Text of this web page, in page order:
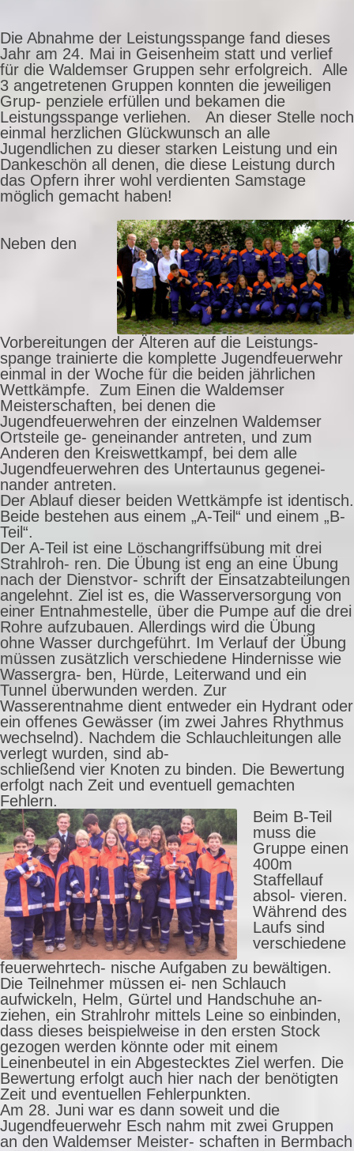
Die Abnahme der Leistungsspange fand dieses
Jahr am 24. Mai in Geisenheim statt und verlief
für die Waldemser Gruppen sehr erfolgreich. Alle
3 angetretenen Gruppen konnten die jeweiligen
Grup- penziele erfüllen und bekamen die
Leistungsspange verliehen. An dieser Stelle noch
einmal herzlichen Glückwunsch an alle
Jugendlichen zu dieser starken Leistung und ein
Dankeschön all denen, die diese Leistung durch
das Opfern ihrer wohl verdienten Samstage
möglich gemacht haben!
Neben den
Vorbereitungen der Älteren auf die Leistungs-
spange trainierte die komplette Jugendfeuerwehr
einmal in der Woche für die beiden jährlichen
Wettkämpfe. Zum Einen die Waldemser
Meisterschaften, bei denen die
Jugendfeuerwehren der einzelnen Waldemser
Ortsteile ge- geneinander antreten, und zum
Anderen den Kreiswettkampf, bei dem alle
Jugendfeuerwehren des Untertaunus gegenei-
nander antreten.
Der Ablauf dieser beiden Wettkämpfe ist identisch.
Beide bestehen aus einem „A-Teil“ und einem „B-
Teil“.
Der A-Teil ist eine Löschangriffsübung mit drei
Strahlroh- ren. Die Übung ist eng an eine Übung
nach der Dienstvor- schrift der Einsatzabteilungen
angelehnt. Ziel ist es, die Wasserversorgung von
einer Entnahmestelle, über die Pumpe auf die drei
Rohre aufzubauen. Allerdings wird die Übung
ohne Wasser durchgeführt. Im Verlauf der Übung
müssen zusätzlich verschiedene Hindernisse wie
Wassergra- ben, Hürde, Leiterwand und ein
Tunnel überwunden werden. Zur
Wasserentnahme dient entweder ein Hydrant oder
ein offenes Gewässer (im zwei Jahres Rhythmus
wechselnd). Nachdem die Schlauchleitungen alle
verlegt wurden, sind ab-
schließend vier Knoten zu binden. Die Bewertung
erfolgt nach Zeit und eventuell gemachten
Fehlern.
Beim B-Teil
muss die
Gruppe einen
400m
Staffellauf
absol- vieren.
Während des
Laufs sind
verschiedene
feuerwehrtech- nische Aufgaben zu bewältigen.
Die Teilnehmer müssen ei- nen Schlauch
aufwickeln, Helm, Gürtel und Handschuhe an-
ziehen, ein Strahlrohr mittels Leine so einbinden,
dass dieses beispielweise in den ersten Stock
gezogen werden könnte oder mit einem
Leinenbeutel in ein Abgestecktes Ziel werfen. Die
Bewertung erfolgt auch hier nach der benötigten
Zeit und eventuellen Fehlerpunkten.
Am 28. Juni war es dann soweit und die
Jugendfeuerwehr Esch nahm mit zwei Gruppen
an den Waldemser Meister- schaften in Bermbach